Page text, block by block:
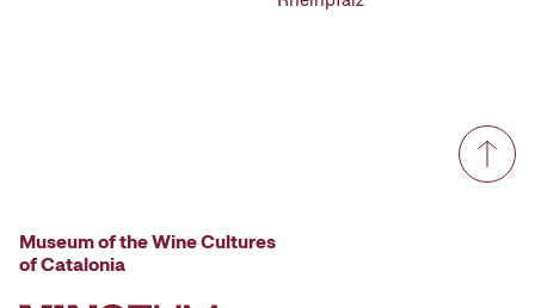
Museum of the Wine Cultures
of Catalonia